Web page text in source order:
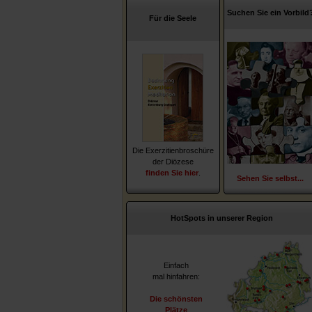
Für die Seele
Die Exerzitienbroschüre
der Diözese
finden Sie hier.
Suchen Sie ein
Sehen Sie selbst...
HotSpots in unserer Region
Einfach
mal hinfahren:
Die schönsten
Plätze